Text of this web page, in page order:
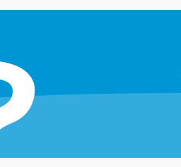
и интерфейсы
и сервисы
воздействия